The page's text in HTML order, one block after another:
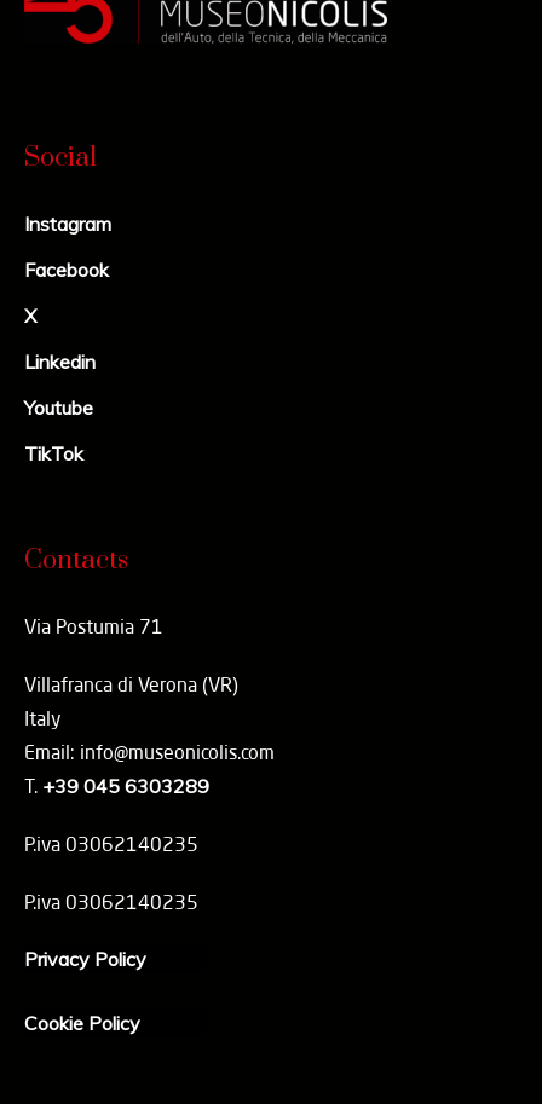
Social
Instagram
Facebook
X
Linkedin
Youtube
TikTok
Contacts
Via Postumia 71
Villafranca di Verona (VR)
Italy
Email: info@museonicolis.com
T. +39 045 6303289
P.iva 03062140235
P.iva 03062140235
Privacy Policy
Cookie Policy